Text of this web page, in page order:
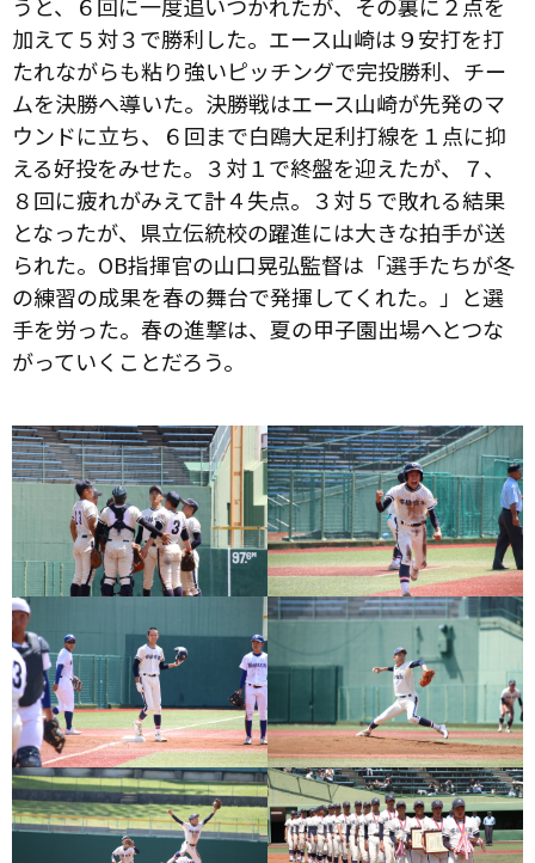
うと、６回に一度追いつかれたが、その裏に２点を
加えて５対３で勝利した。エース山崎は９安打を打
たれながらも粘り強いピッチングで完投勝利、チー
ムを決勝へ導いた。決勝戦はエース山崎が先発のマ
ウンドに立ち、６回まで白鴎大足利打線を１点に抑
える好投をみせた。３対１で終盤を迎えたが、７、
８回に疲れがみえて計４失点。３対５で敗れる結果
となったが、県立伝統校の躍進には大きな拍手が送
られた。OB指揮官の山口晃弘監督は「選手たちが冬
の練習の成果を春の舞台で発揮してくれた。」と選
手を労った。春の進撃は、夏の甲子園出場へとつな
がっていくことだろう。